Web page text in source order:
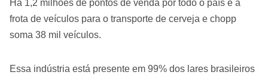
Há 1,2 milhões de pontos de venda por todo o país e a
frota de veículos para o transporte de cerveja e chopp
soma 38 mil veículos.
Essa indústria está presente em 99% dos lares brasileiros